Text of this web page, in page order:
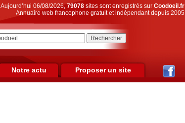
Aujourd’hui 06/08/2026,79078sites sont enregistrés sur Coodoeil.fr
Annuaire web francophone gratuit et indépendant depuis 2005
Notre actu Proposer un site